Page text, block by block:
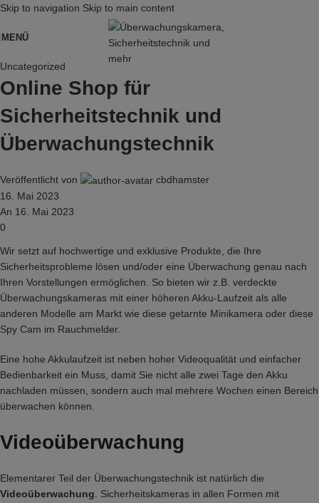
Skip to navigation Skip to main content
MENÜ
Uncategorized
Online Shop für
Sicherheitstechnik und
Überwachungstechnik
Veröffentlicht von
cbdhamster
16. Mai 2023
An 16. Mai 2023
0
Wir setzt auf hochwertige und exklusive Produkte, die Ihre
Sicherheitsprobleme lösen und/oder eine Überwachung genau nach
Ihren Vorstellungen ermöglichen. So bieten wir z.B. verdeckte
Überwachungskameras mit einer höheren Akku-Laufzeit als alle
anderen Modelle am Markt wie diese getarnte Minikamera oder diese
Spy Cam im Rauchmelder.
Eine hohe Akkulaufzeit ist neben hoher Videoqualität und einfacher
Bedienbarkeit ein Muss, damit Sie nicht alle zwei Tage den Akku
nachladen müssen, sondern auch mal mehrere Wochen einen Bereich
überwachen können.
Videoüberwachung
Elementarer Teil der Überwachungstechnik ist natürlich die
Videoüberwachung. Sicherheitskameras in allen Formen mit